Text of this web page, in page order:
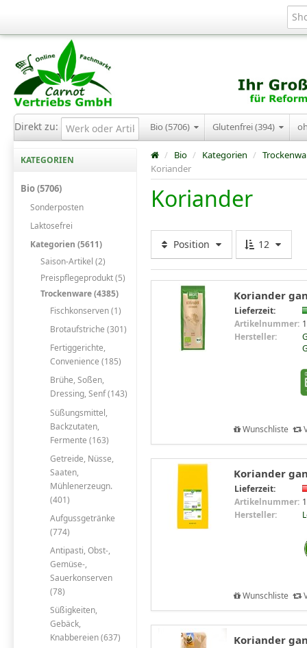
Direkt zu: Bio (5706) Glutenfrei (394)
KATEGORIEN
Bio (5706)
Sonderposten
Laktosefrei
Kategorien (5611)
Saison-Artikel (2)
Preispflegeprodukt (5)
Trockenware (4385)
Fischkonserven (1)
Brotaufstriche (301)
Fertiggerichte,
Convenience (185)
Brühe, Soßen,
Dressing, Senf (143)
Süßungsmittel,
Backzutaten,
Fermente (163)
Getreide, Nüsse,
Saaten,
Mühlenerzeugn.
(401)
Aufgussgetränke
(774)
Antipasti, Obst-,
Gemüse-,
Sauerkonserven
(78)
Süßigkeiten,
Gebäck,
Knabbereien (637)
/ Bio / Kategorien /
Koriander
Koriander
Position 12
Koriander
Lieferzeit:
Artikelnummer:
Hersteller:
Wunschliste
Koriander
Lieferzeit:
Artikelnummer:
Hersteller:
Wunschliste
Koriander